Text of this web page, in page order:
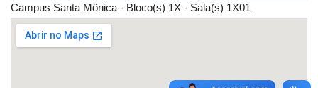
Campus Santa Mônica - Bloco(s) 1X - Sala(s) 1X01